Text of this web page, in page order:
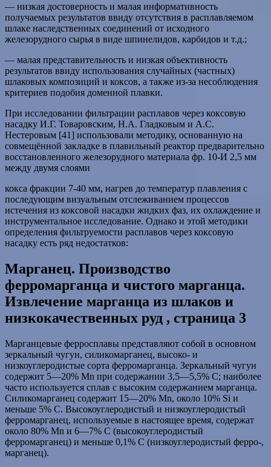
— низкая достоверность и малая информативность
получаемых результатов ввиду отсутствия в расплавляемом
шлаке наследственных соединений от исходного
железорудного сырья в виде шпинелидов, карбидов и т.д.;
— малая представительность и низкая объективность
результатов ввиду использования случайных (частных)
шлаковых композиций и коксов, а также из-за несоблюдения
критериев подобия доменной плавки.
При исследовании фильтрации расплавов через коксовую
насадку И.Г. Товаровским, H.A. Гладковым и A.C.
Нестеровым [41] использовали методику, основанную на
совмещённой закладке в плавильный реактор предварительно
восстановленного железорудного материала фр. 10-И 2,5 мм
между двумя слоями
кокса фракции 7-40 мм, нагрев до температур плавления с
последующим визуальным отслеживанием процессов
истечения из коксовой насадки жидких фаз, их охлаждение и
инструментальное исследование. Однако и этой методики
определения фильтруемости расплавов через коксовую
насадку есть ряд недостатков:
Марганец. Производство
ферромарганца и чистого марганца.
Извлечение марганца из шлаков и
низкокачественных руд , страница 3
Марганцевые ферросплавы представляют собой в основном
зеркальный чугун, силикомарганец, высоко- и
низкоуглеродистые сорта ферромарганца. Зеркальный чугун
содержит 5—20% Мn при содержании 3,5—5,5% С; наиболее
часто используется сплав с высоким содержанием марганца.
Силикомарганец содержит 15—20% Мn, около 10% Si и
меньше 5% С. Высокоуглеродистый и низкоуглеродистый
ферромарганец, используемые в настоящее время, содержат
около 80% Мn и 6—7% С (высокоуглеродистый
ферромарганец) и меньше 0,1% С (низкоуглеродистый ферро-,
марганец).